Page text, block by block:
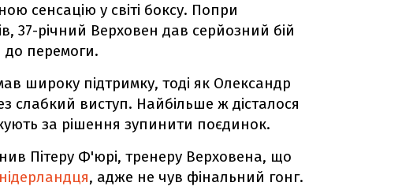
сенсацію у світі боксу. Попри
37-річний Верховен дав серйозний бій
до перемоги.
широку підтримку, тоді як Олександр
слабкий виступ. Найбільше ж дісталося
за рішення зупинити поєдинок.
Пітеру Ф'юрі, тренеру Верховена, що
, адже не чув фінальний гонг.